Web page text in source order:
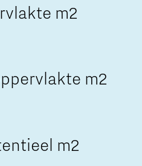
m2
m2
m2